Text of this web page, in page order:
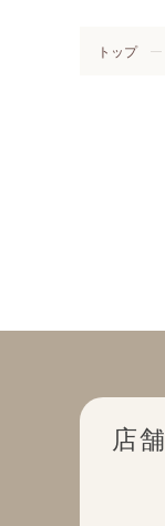
トップ
店